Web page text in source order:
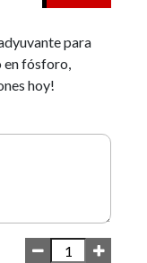
para
en fósforo,
hoy!